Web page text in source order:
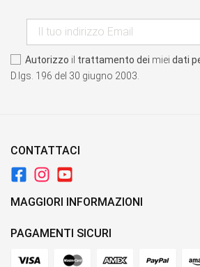
Autorizzo il trattamento dei miei dati
D.lgs. 196 del 30 giugno 2003.
CONTATTACI
MAGGIORI INFORMAZIONI
PAGAMENTI SICURI